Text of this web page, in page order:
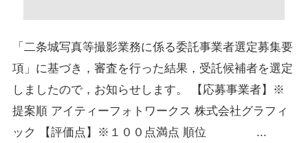
「二条城写真等撮影業務に係る委託事業者選定募集要
項」に基づき，審査を行った結果，受託候補者を選定
しましたので，お知らせします。 【応募事業者】※
提案順 アイティーフォトワークス 株式会社グラフィ
ック 【評価点】※１００点満点 順位 ...